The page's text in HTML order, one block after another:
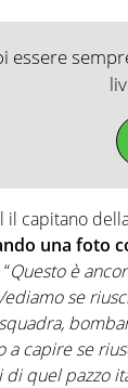
essere
il capitano
una foto
Questo è
se
a capire se
di quel pazzo